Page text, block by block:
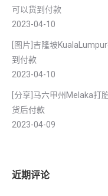
可以货到付款
2023-04-10
[图片]吉隆坡
到付款
2023-04-10
[分享]马六甲州Melaka打
货后付款
2023-04-09
近期评论